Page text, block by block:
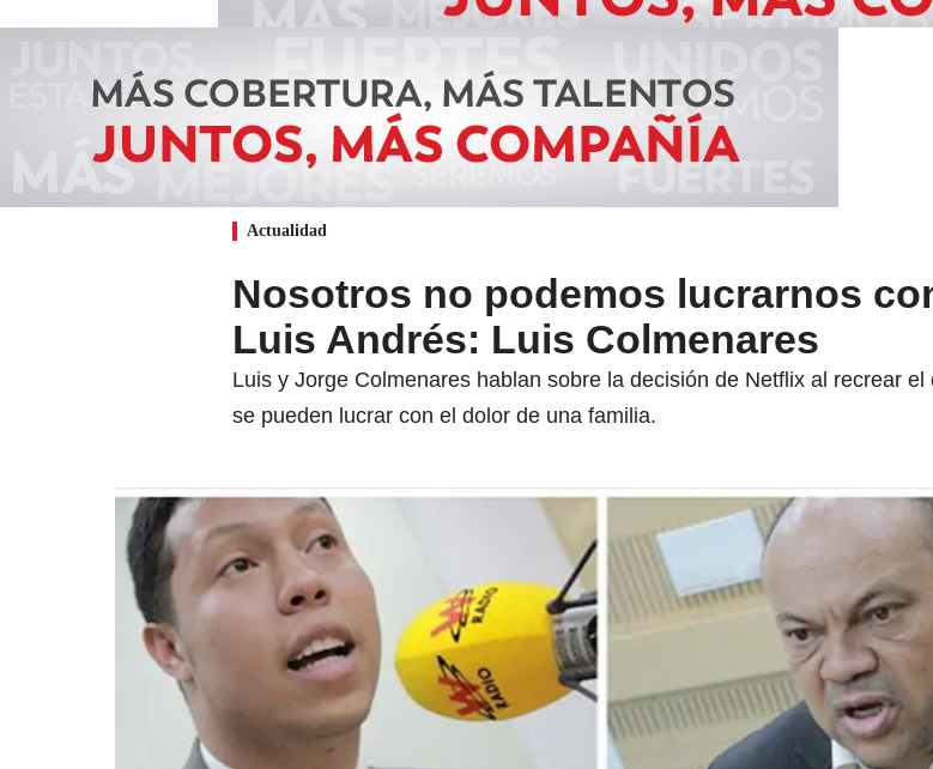
Actualidad
Nosotros no podemos lucrarnos
Luis Andrés: Luis Colmenares
Luis y Jorge Colmenares hablan sobre la decisión de Netflix al recrear
se pueden lucrar con el dolor de una familia.